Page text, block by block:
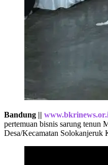
Bandung ||
pertemuan bisnis sarung tenun
Desa/Kecamatan Solokanjeruk